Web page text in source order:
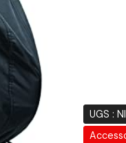
UGS :